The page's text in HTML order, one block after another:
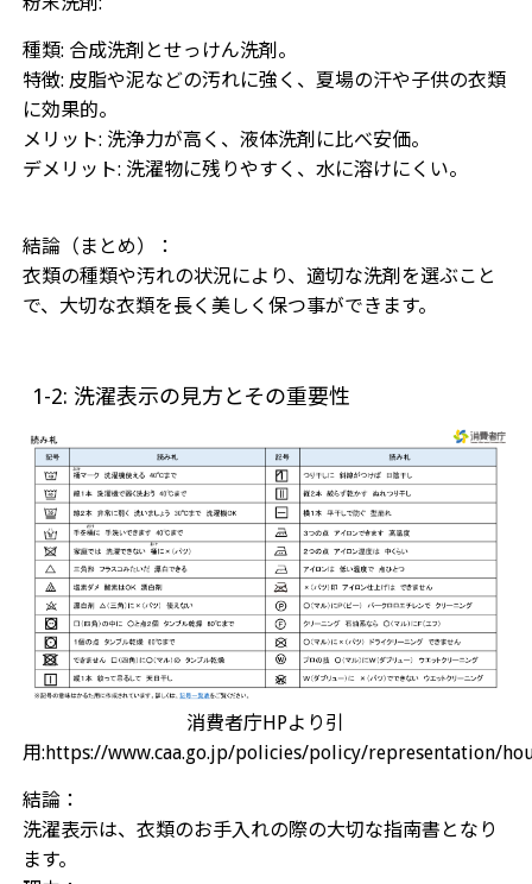
種類: 合成洗剤とせっけん洗剤。
特徴: 皮脂や泥などの汚れに強く、夏場の汗や子供の衣類
に効果的。
メリット: 洗浄力が高く、液体洗剤に比べ安価。
デメリット: 洗濯物に残りやすく、水に溶けにくい。
結論（まとめ）：
衣類の種類や汚れの状況により、適切な洗剤を選ぶこと
で、大切な衣類を長く美しく保つ事ができます。
1-2: 洗濯表示の見方とその重要性
消費者庁HPより引
用:https://www.caa.go.jp/policies/policy/representation/
結論：
洗濯表示は、衣類のお手入れの際の大切な指南書となり
ます。